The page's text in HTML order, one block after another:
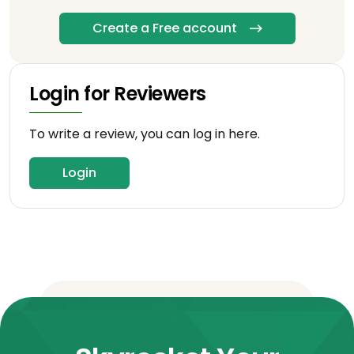
Create a Free account
Login for Reviewers
To write a review, you can log in here.
Login